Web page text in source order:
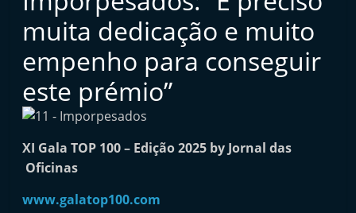
o
r
n
a
d
muita dedicação e muito
empenho para conseguir
este prémio”
XI Gala TOP 100 – Edição 2025 by Jornal das
Oficinas
www.galatop100.com